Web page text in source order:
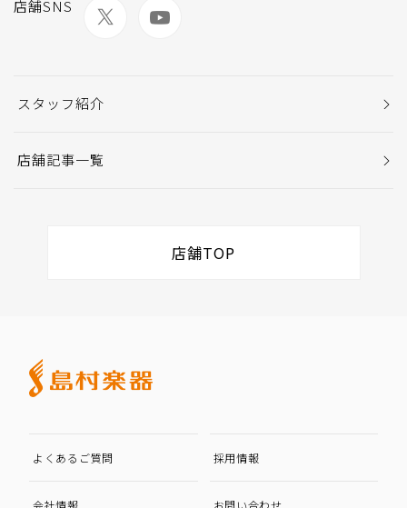
店舗SNS
スタッフ紹介
店舗記事一覧
店舗TOP
よくあるご質問 採用情報